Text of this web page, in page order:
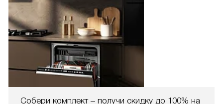
Собери комплект – получи скидку до 100% на